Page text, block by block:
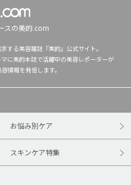
スの美的.com
する美容雑誌『美的』公式サイト。
に美的本誌で活躍中の美容レポーターが
情報を発信します。
お悩み別ケア
スキンケア特集